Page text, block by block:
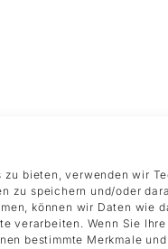
zu bieten, verwenden wir
zu speichern und/oder
können wir Daten wie
verarbeiten. Wenn Sie
bestimmte Merkmale
– 18:00 Uhr
Uhr